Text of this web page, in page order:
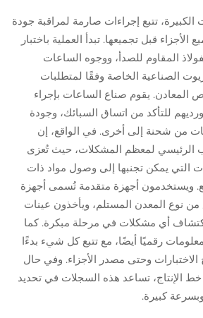
تتبع إجراءات صارمة لمراقبة جودة
قبل تجميعها. تبدأ العملية باختبار
المقاوم للصدأ، ووجوه الساعات
الصناعية الخاصة وفقًا لمتطلبات
المعادن. يقوم صناع الساعات بإجراء
للتأكد من اتساق السبائك، وجودة
من شحنة إلى أخرى. في الواقع، إن
الرئيسي لمعظم المشكلات، حيث تُعزى
التي يمكن تجنبها إلى وصول مواد ذات
ويستخدمون أجهزة متقدمة تُسمى أجهزة
من نوع المعدن المستلم، ويأخذون عينات
أي مشكلات في مرحلة مبكرة. كما
رقميًا أيضًا، مع تتبع كل شيء بدءًا
الاختبارات وحتى مصدر الأجزاء. وفي حال
الإنتاج، تساعد هذه السجلات في تحديد
كبيرة.